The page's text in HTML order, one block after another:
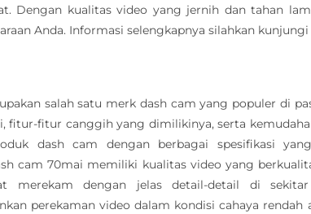
Dengan kualitas video yang jernih dan tahan
Anda. Informasi selengkapnya silahkan
salah satu merk dash cam yang populer di
fitur-fitur canggih yang dimilikinya, serta
dash cam dengan berbagai spesifikasi
cam 70mai memiliki kualitas video yang
merekam dengan jelas detail-detail di
perekaman video dalam kondisi cahaya